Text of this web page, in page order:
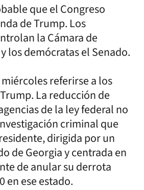
que el Congreso
de Trump. Los
la Cámara de
los demócratas el Senado.
referirse a los
La reducción de
de la ley federal no
criminal que
dirigida por un
de Georgia y centrada en
de anular su derrota
en ese estado.